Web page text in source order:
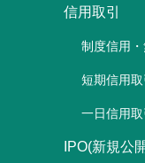
信用取引
制度信用・
短期信用取
一日信用取
IPO(新規公